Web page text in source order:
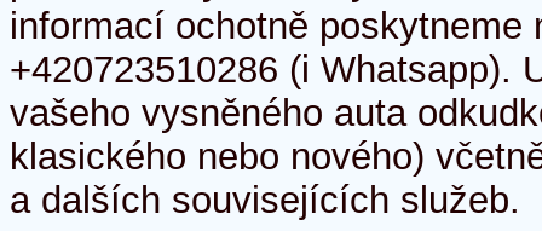
informací ochotně poskytneme
+420723510286 (i Whatsapp).
vašeho vysněného auta
klasického nebo nového)
a dalších souvisejících služeb.